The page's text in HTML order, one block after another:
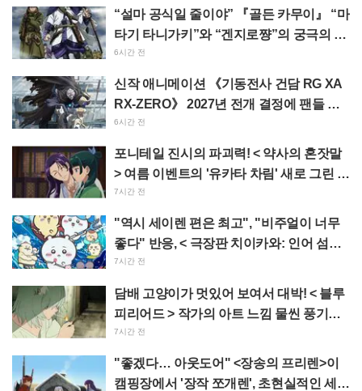
“설마 공식일 줄이야” 『골든 카무이』 “마
타기 타니가키”와 “겐지로쨩”의 궁극의 이
지선다에 “둘 다 좋다” 반응 폭발
6시간 전
신작 애니메이션 《기동전사 건담 RG XA
RX-ZERO》 2027년 전개 결정에 팬들 환
호 “망토에 짐승 같은 팔이라니!!” “주인공
기 엄청 잘생겼다”
6시간 전
포니테일 진시의 파괴력! < 약사의 혼잣말
> 여름 이벤트의 '유카타 차림' 새로 그린 일
러스트에 "진짜 심장 멎을 뻔", "벽화로 남
겨야 한다"
7시간 전
"역시 세이렌 편은 최고", "비주얼이 너무
좋다" 반응, < 극장판 치이카와: 인어 섬의
비밀 > 오늘 7월 24일 개봉
7시간 전
담배 고양이가 멋있어 보여서 대박! < 블루
피리어드 > 작가의 아트 느낌 물씬 풍기는
< 담배 고양이 > 일러스트에 "어쩌면 예대
에 있을 법해"
7시간 전
"좋겠다… 아웃도어" <장송의 프리렌>이
캠핑장에서 '장작 쪼개렌', 초현실적인 세계